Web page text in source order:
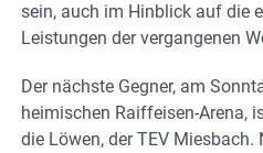
sein, auch im Hinblick auf die
Leistungen der vergangenen
Der nächste Gegner, am
heimischen Raiffeisen-Arena,
die Löwen, der TEV Miesbach.